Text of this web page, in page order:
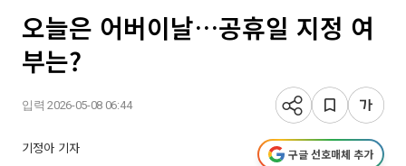
오늘은 어버이날…공휴일 지정 여
부는?
입력 2026-05-08 06:44
기정아 기자 구글 선호매체 추가